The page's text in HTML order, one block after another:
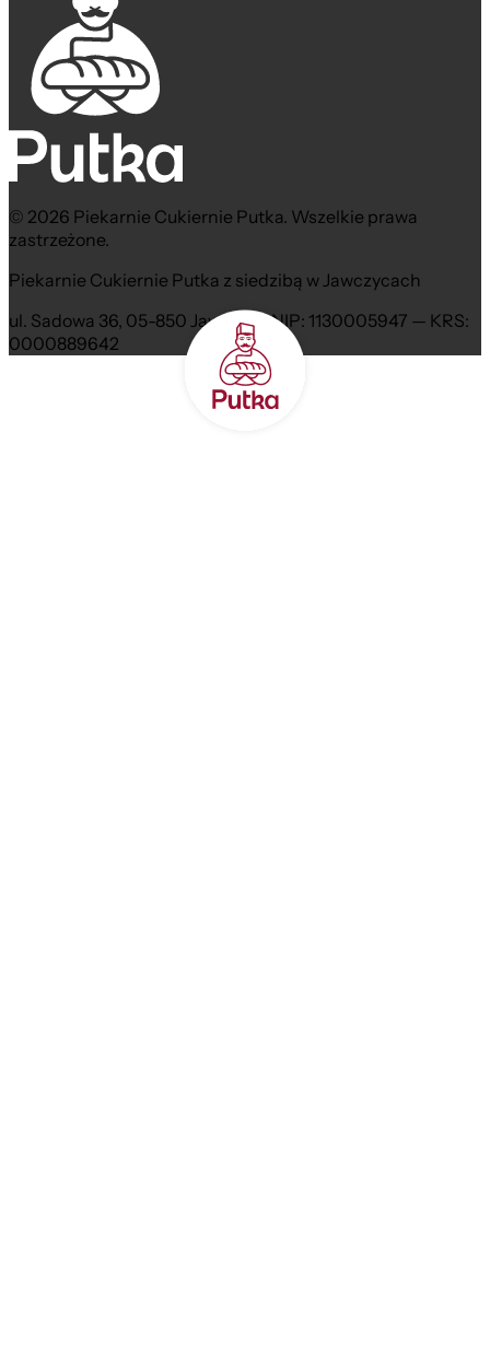
© 2026 Piekarnie Cukiernie Putka. Wszelkie prawa
zastrzeżone.
Piekarnie Cukiernie Putka z siedzibą w Jawczycach
ul. Sadowa 36, 05-850 Jawczyce NIP: 1130005947 — KRS:
0000889642